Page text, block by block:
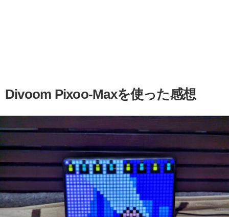
Divoom Pixoo-Maxを使った感想